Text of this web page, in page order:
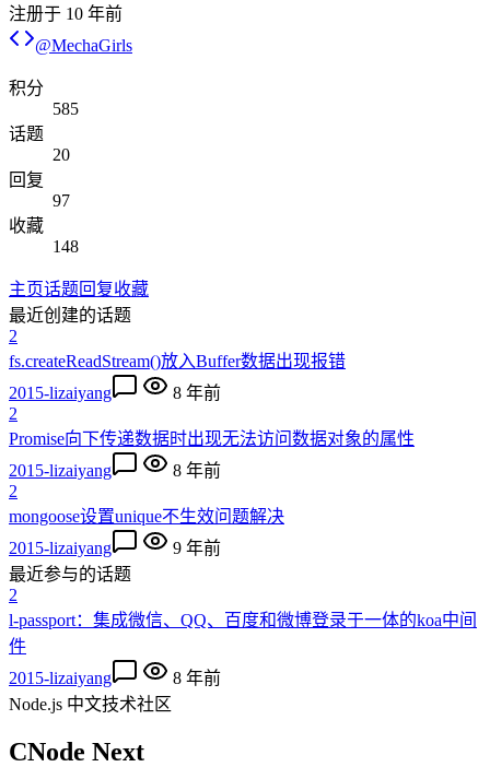
注册于 10 年前
@MechaGirls
积分
585
话题
20
回复
97
收藏
148
主页话题回复收藏
最近创建的话题
2
fs.createReadStream()放入Buffer数据出现报错
2015-lizaiyang
8 年前
2
Promise向下传递数据时出现无法访问数据对象的属性
2015-lizaiyang
8 年前
2
mongoose设置unique不生效问题解决
2015-lizaiyang
9 年前
最近参与的话题
2
l-passport：集成微信、QQ、百度和微博登录于一体的koa中间
件
2015-lizaiyang
8 年前
Node.js 中文技术社区
CNode Next